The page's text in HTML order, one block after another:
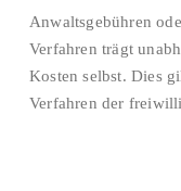
Anwaltsgebühren
Verfahren trägt
Kosten selbst. Dies
Verfahren der